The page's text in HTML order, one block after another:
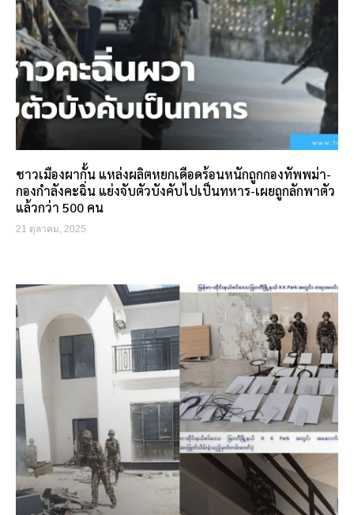
ชาวเมืองผากั้น แหล่งผลิตหยกเดือดร้อนหนักถูกกองทัพพม่า-
กองกำลังคะฉิ่น แย่งจับตัวบังคับไปเป็นทหาร-เผยถูกลักพาตัว
แล้วกว่า 500 คน
21 ตุลาคม, 2025